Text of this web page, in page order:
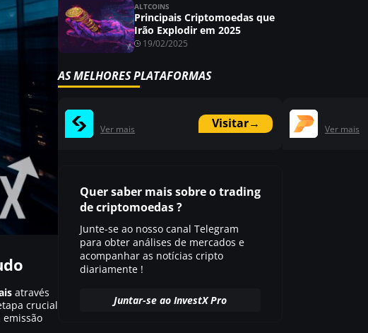
através
crucial
emissão
ALTCOINS
Principais Criptomoedas que
Irão Explodir em 2025
19/02/2025
AS MELHORES PLATAFORMAS
Visitar→
Ver mais Ver mais
Quer saber mais sobre o trading
de criptomoedas ?
Junte-se ao nosso canal Telegram
para obter análises de mercados e
acompanhar as notícias cripto
diariamente !
Juntar-se ao InvestX Pro